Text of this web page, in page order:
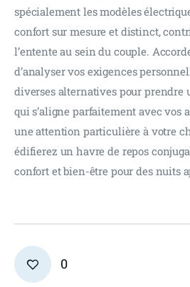
spécialement les modèles
confort sur mesure et distinct,
l’entente au sein du couple.
d’analyser vos exigences
diverses alternatives pour prendre
qui s’aligne parfaitement avec vos
une attention particulière à votre
édifierez un havre de repos
confort et bien-être pour des nuits
0